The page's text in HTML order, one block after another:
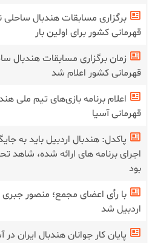
برگزاری مسابقات هندبال ساحلی
قهرمانی کشور برای اولین بار
زمان برگزاری مسابقات هندبال
قهرمانی کشور اعلام شد
اعلام برنامه بازی‌های تیم ملی
قهرمانی آسیا
پاکدل: هندبال اردبیل باید به
اجرای برنامه های ارائه شده، شاهد
بود
با رأی اعضای مجمع؛ منصور
اردبیل شد
پایان کار جوانان هندبال ایران